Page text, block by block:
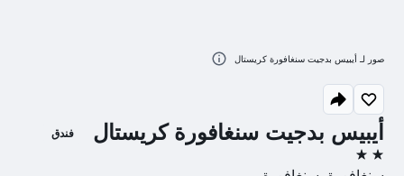
أيبيس بدجيت سنغافورة كريستال فندق
2 نجمتين
صور لـ أيبيس بدجيت سنغافورة كريستال